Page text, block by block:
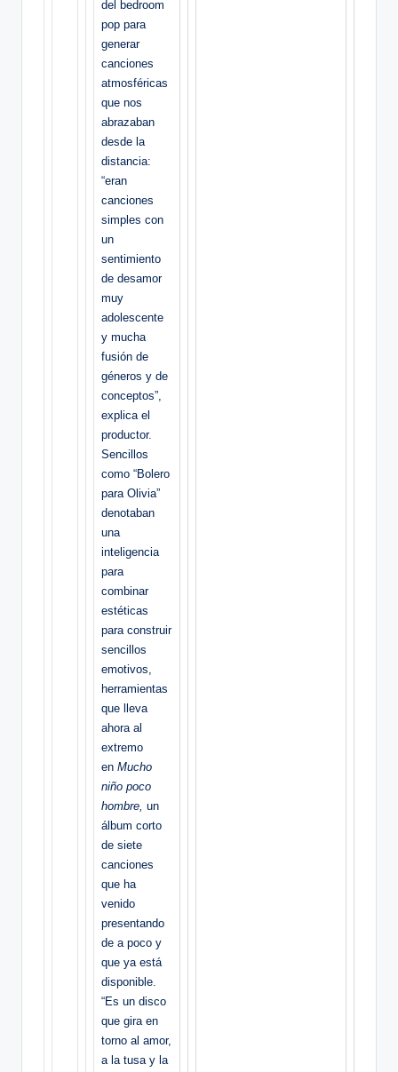
del bedroom
pop para
generar
canciones
atmosféricas
que nos
abrazaban
desde la
distancia:
“eran
canciones
simples con
un
sentimiento
de desamor
muy
adolescente
y mucha
fusión de
géneros y de
conceptos”,
explica el
productor.
Sencillos
como “Bolero
para Olivia”
denotaban
una
inteligencia
para
combinar
estéticas
para construir
sencillos
emotivos,
herramientas
que lleva
ahora al
extremo
en Mucho
niño poco
hombre, un
álbum corto
de siete
canciones
que ha
venido
presentando
de a poco y
que ya está
disponible.
“Es un disco
que gira en
torno al amor,
a la tusa y la